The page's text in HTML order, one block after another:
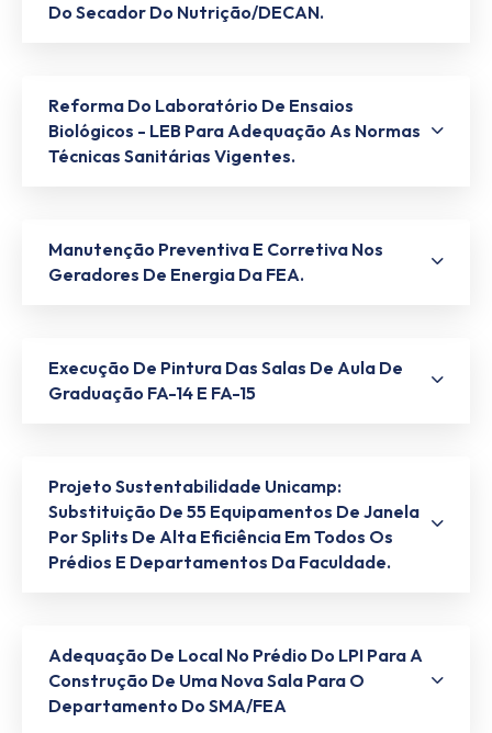
Do Secador Do Nutrição/DECAN.
Reforma Do Laboratório De Ensaios
Biológicos - LEB Para Adequação As Normas
Técnicas Sanitárias Vigentes.
Manutenção Preventiva E Corretiva Nos
Geradores De Energia Da FEA.
Execução De Pintura Das Salas De Aula De
Graduação FA-14 E FA-15
Projeto Sustentabilidade Unicamp:
Substituição De 55 Equipamentos De Janela
Por Splits De Alta Eficiência Em Todos Os
Prédios E Departamentos Da Faculdade.
Adequação De Local No Prédio Do LPI Para A
Construção De Uma Nova Sala Para O
Departamento Do SMA/FEA